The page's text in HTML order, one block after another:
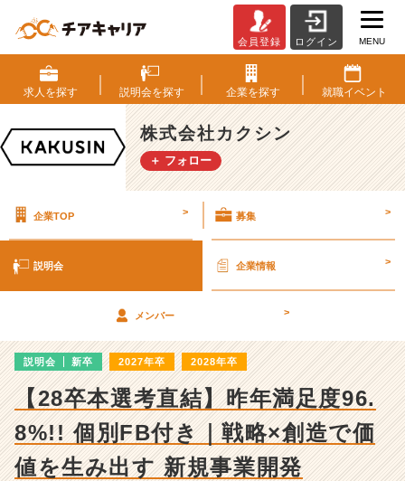
式
会
社
カ
ク
シ
明
細
|
ン
チ
ャ
ー・
成
長
企
会員登録 ログイン MENU
求人を探す 説明会を探す 企業を探す 就職イベント
株式会社カクシン
＋ フォロー
企業TOP > 募集 >
説明会 企業情報 >
メンバー >
説明会 新卒 2027年卒 2028年卒
【28卒本選考直結】昨年満足度96.
8%!! 個別FB付き｜戦略×創造で価
値を生み出す 新規事業開発